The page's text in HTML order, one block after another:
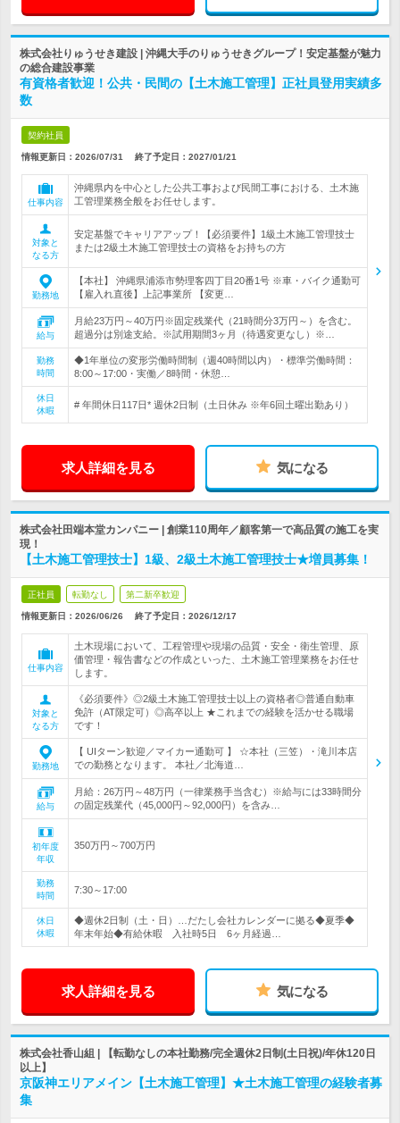
株式会社りゅうせき建設 | 沖縄大手のりゅうせきグループ！安定基盤が魅力
の総合建設事業
有資格者歓迎！公共・民間の【土木施工管理】正社員登用実績多
数
契約社員
情報更新日：2026/07/31 終了予定日： 2027/01/21
仕事内容
沖縄県内を中心とした公共工事および民間工事における、土木施
工管理業務全般をお任せします。
対象と
なる方
安定基盤でキャリアアップ！【必須要件】1級土木施工管理技士
または2級土木施工管理技士の資格をお持ちの方
勤務地
【本社】 沖縄県浦添市勢理客四丁目20番1号 ※車・バイク通勤可
【雇入れ直後】上記事業所 【変更…
給与
月給23万円～40万円※固定残業代（21時間分3万円～）を含む。
超過分は別途支給。※試用期間3ヶ月（待遇変更なし）※…
勤務
時間
◆1年単位の変形労働時間制（週40時間以内）・標準労働時間：
8:00～17:00・実働／8時間・休憩…
休日
休暇
# 年間休日117日* 週休2日制（土日休み ※年6回土曜出勤あり）
求人詳細を見る 気になる
株式会社田端本堂カンパニー | 創業110周年／顧客第一で高品質の施工を実
現！
【土木施工管理技士】1級、2級土木施工管理技士★増員募集！
正社員 転勤なし 第二新卒歓迎
情報更新日：2026/06/26 終了予定日： 2026/12/17
仕事内容
土木現場において、工程管理や現場の品質・安全・衛生管理、原
価管理・報告書などの作成といった、土木施工管理業務をお任せ
します。
対象と
なる方
《必須要件》◎2級土木施工管理技士以上の資格者◎普通自動車
免許（AT限定可）◎高卒以上 ★これまでの経験を活かせる職場
です！
勤務地
【 UIターン歓迎／マイカー通勤可 】 ☆本社（三笠）・滝川本店
での勤務となります。 本社／北海道…
給与
月給：26万円～48万円（一律業務手当含む）※給与には33時間分
の固定残業代（45,000円～92,000円）を含み…
初年度
年収
350万円～700万円
勤務
時間
7:30～17:00
休日
休暇
◆週休2日制（土・日）…だたし会社カレンダーに拠る◆夏季◆
年末年始◆有給休暇 入社時5日 6ヶ月経過…
求人詳細を見る 気になる
株式会社香山組 | 【転勤なしの本社勤務/完全週休2日制(土日祝)/年休120日
以上】
京阪神エリアメイン【土木施工管理】★土木施工管理の経験者募
集